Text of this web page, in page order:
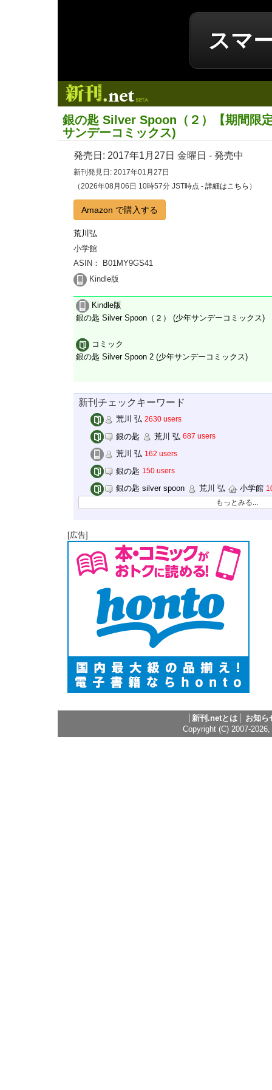
スマ
銀の匙 Silver Spoon（２）【期間限
サンデーコミックス)
発売日: 2017年1月27日 金曜日 - 発売中
新刊発見日: 2017年01月27日
（2026年08月06日 10時57分 JST時点 - 詳細はこちら ）
Amazon で購入する
荒川弘
小学館
ASIN： B01MY9GS41
Kindle版
Kindle版
銀の匙 Silver Spoon（２） (少年サンデーコミックス)
コミック
銀の匙 Silver Spoon 2 (少年サンデーコミックス)
新刊チェックキーワード
荒川 弘 2630 users
銀の匙 荒川 弘 687 users
荒川 弘 162 users
銀の匙 150 users
銀の匙 silver spoon 荒川 弘 小学館
もっとみる...
[広告]
新刊.netとは
お知ら
Copyright (C) 2007-2026,